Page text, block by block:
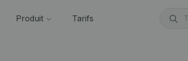
Produit Tarifs